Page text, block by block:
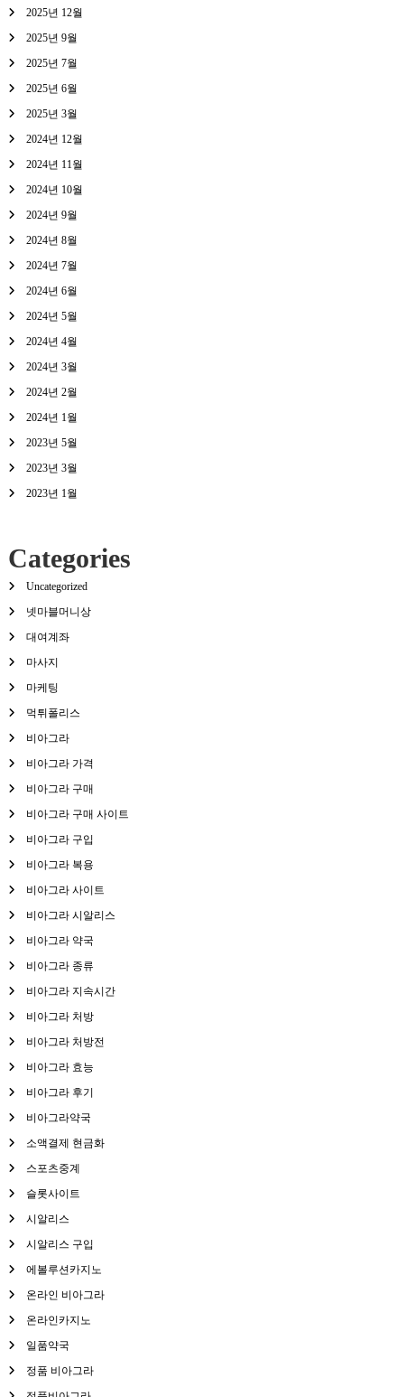
2025년 12월
2025년 9월
2025년 7월
2025년 6월
2025년 3월
2024년 12월
2024년 11월
2024년 10월
2024년 9월
2024년 8월
2024년 7월
2024년 6월
2024년 5월
2024년 4월
2024년 3월
2024년 2월
2024년 1월
2023년 5월
2023년 3월
2023년 1월
Categories
Uncategorized
넷마블머니상
대여계좌
마사지
마케팅
먹튀폴리스
비아그라
비아그라 가격
비아그라 구매
비아그라 구매 사이트
비아그라 구입
비아그라 복용
비아그라 사이트
비아그라 시알리스
비아그라 약국
비아그라 종류
비아그라 지속시간
비아그라 처방
비아그라 처방전
비아그라 효능
비아그라 후기
비아그라약국
소액결제 현금화
스포츠중계
슬롯사이트
시알리스
시알리스 구입
에볼루션카지노
온라인 비아그라
온라인카지노
일품약국
정품 비아그라